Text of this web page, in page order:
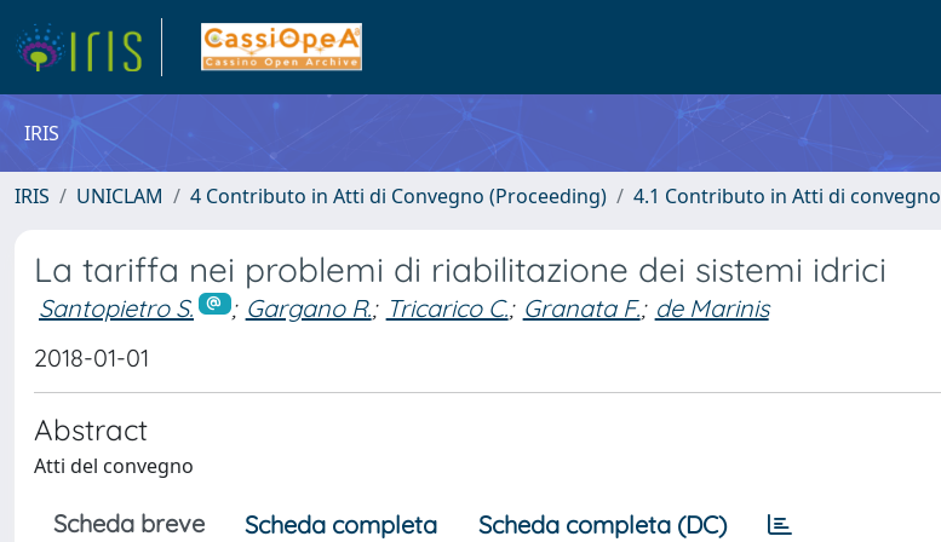
IRIS
IRIS UNICLAM 4 Contributo in Atti di Convegno (Proceeding) 4.1 Contributo in Atti di convegno
La tariffa nei problemi di riabilitazione dei sistemi idrici
Santopietro S. ; Gargano R.; Tricarico C.; Granata F.; de Marinis
2018-01-01
Abstract
Atti del convegno
Scheda breve Scheda completa Scheda completa (DC)